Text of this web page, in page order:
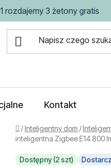
rozdajemy 3 żetony gratis
Kontakt
Home
/Inteligentny dom /
inteligentna Zigbee E14 800
Dostępny (2 szt)